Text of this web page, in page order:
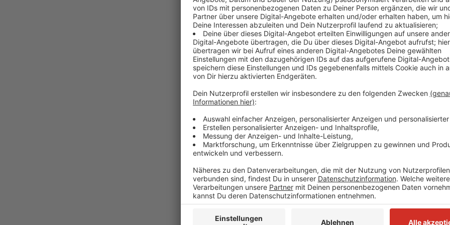
Comedy
Der Atzeventskalender -
Anzeige
Das ist der Atzeventskalender
Anzeige
Wir öffnen mit euch jeden Tag ein Türchen. Dazu
Türchensteher organisiert. Atze Schröder bringt
frei Haus. Lustig, (be)sinnlich und mit Locken. Und